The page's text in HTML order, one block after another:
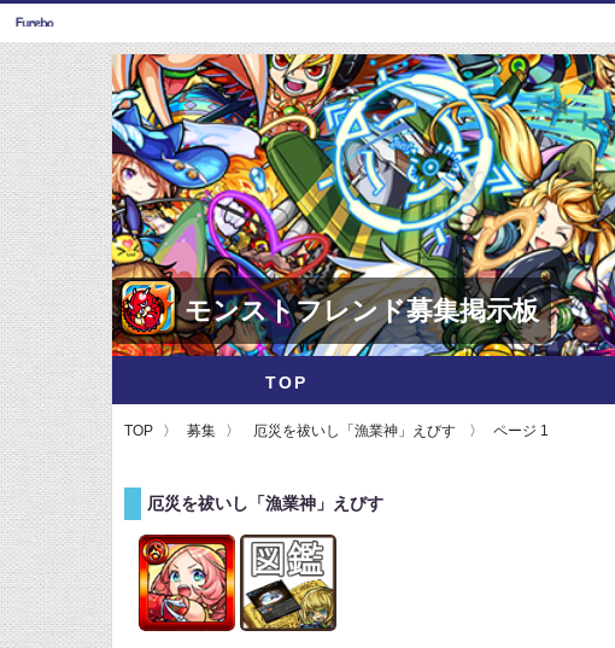
モンストフレンド募集掲示板
TOP
TOP 募集 厄災を祓いし「漁業神」えびす ページ 1
厄災を祓いし「漁業神」えびす